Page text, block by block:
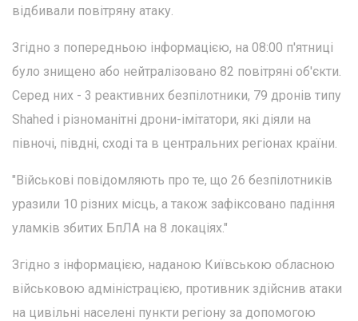
відбивали повітряну атаку.
Згідно з попередньою інформацією, на 08:00 п'ятниці
було знищено або нейтралізовано 82 повітряні об'єкти.
Серед них - 3 реактивних безпілотники, 79 дронів типу
Shahed і різноманітні дрони-імітатори, які діяли на
півночі, півдні, сході та в центральних регіонах країни.
"Військові повідомляють про те, що 26 безпілотників
уразили 10 різних місць, а також зафіксовано падіння
уламків збитих БпЛА на 8 локаціях."
Згідно з інформацією, наданою Київською обласною
військовою адміністрацією, противник здійснив атаки
на цивільні населені пункти регіону за допомогою